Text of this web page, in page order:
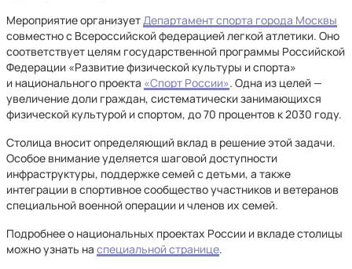
Мероприятие организуетДепартамент спорта города Москвы
совместно с Всероссийской федерацией легкой атлетики. Оно
соответствует целям государственной программы Российской
Федерации «Развитие физической культуры и спорта»
и национального проекта «Спорт России». Одна из целей —
увеличение доли граждан, систематически занимающихся
физической культурой и спортом, до 70 процентов к 2030 году.
Столица вносит определяющий вклад в решение этой задачи.
Особое внимание уделяется шаговой доступности
инфраструктуры, поддержке семей с детьми, а также
интеграции в спортивное сообщество участников и ветеранов
специальной военной операции и членов их семей.
Подробнее о национальных проектах России и вкладе столицы
можно узнать на специальной странице.